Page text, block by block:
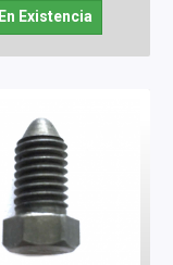
En Existencia